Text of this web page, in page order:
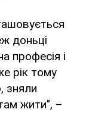
доньці
професія і
рік тому
зняли
жити", –